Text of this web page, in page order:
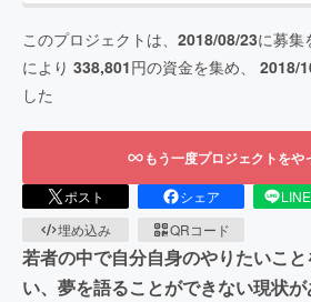
このプロジェクトは、 2018/08/23に募集
により 338,801円の資金を集め、 2018/
した
もう一度プロジェクトをや
ポスト シェア
埋め込み
QRコード
若者の中で自分自身のやりたいこ
い、夢を語ることができない現状